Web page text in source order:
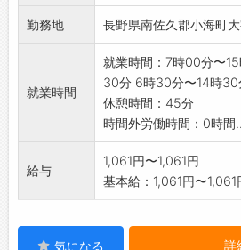
勤務地 長野県南佐久郡小海町
就業時間
就業時間：7時00分〜
30分 6時30分〜14時30
休憩時間：45分
時間外労働時間：0時間
給与
1,061円〜1,061円
基本給：1,061円〜1,061
気になる 詳